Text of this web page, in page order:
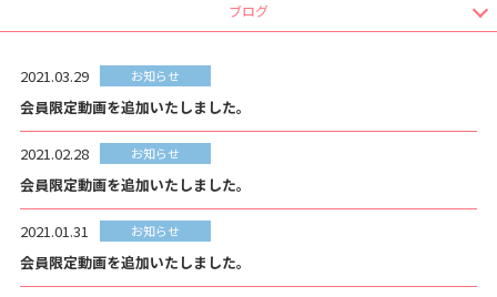
ブログ
2021.03.29 お知らせ
会員限定動画を追加いたしました。
2021.02.28 お知らせ
会員限定動画を追加いたしました。
2021.01.31 お知らせ
会員限定動画を追加いたしました。